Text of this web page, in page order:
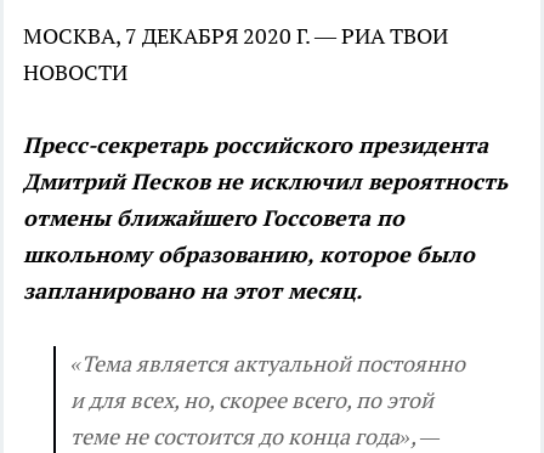
МОСКВА, 7 ДЕКАБРЯ 2020 Г. — РИА ТВОИ
НОВОСТИ
Пресс-секретарь российского президента
Дмитрий Песков не исключил вероятность
отмены ближайшего Госсовета по
школьному образованию, которое было
запланировано на этот месяц.
«Тема является актуальной постоянно
и для всех, но, скорее всего, по этой
теме не состоится до конца года», —